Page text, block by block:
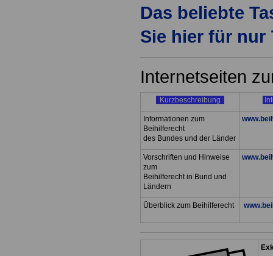
Das beliebte
Sie hier für nur
Internetseiten
Kurzbeschreibung
Informationen zum
Beihilferecht
des Bundes und der Länder
Vorschriften und Hinweise
zum
Beihilferecht in Bund und
Ländern
Überblick zum Beihilferecht